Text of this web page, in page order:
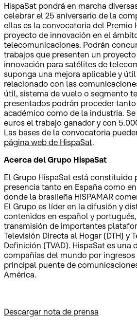
HispaSat pondrá en marcha
celebrar el 25 aniversario de la
ellas es la convocatoria del Premio
proyecto de innovación en el
telecomunicaciones. Podrán
trabajos que presenten un
innovación para satélites de
suponga una mejora aplicable y
relacionado con las
útil, sistema de vuelo o segmento
presentados podrán proceder
académico como de la industria.
euros el trabajo ganador y con
Las bases de la convocatoria
página web de HispaSat.
Acerca del Grupo HispaSat
El Grupo HispaSat está constituido
presencia tanto en España como
donde la brasileña HISPAMAR
El Grupo es líder en la difusión y
contenidos en español y
transmisión de importantes
Televisión Directa al Hogar (DTH) y
Definición (TVAD). HispaSat es una
compañías del mundo por ingresos
principal puente de
América.
Descargar nota de prensa